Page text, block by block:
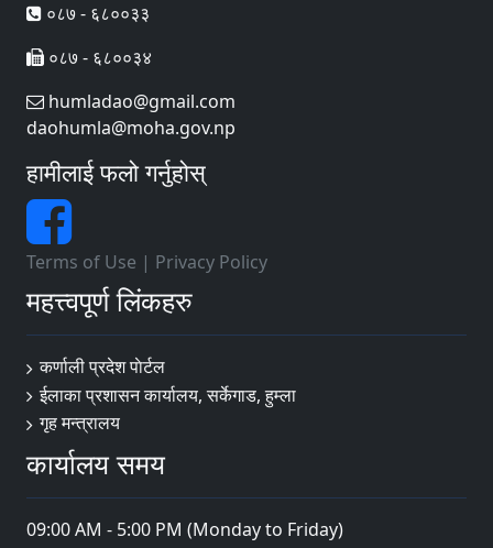
०८७ - ६८००३३
०८७ - ६८००३४
humladao@gmail.com
daohumla@moha.gov.np
हामीलाई फलो गर्नुहोस्
Terms of Use | Privacy Policy
महत्त्वपूर्ण लिंकहरु
कर्णाली प्रदेश पाेर्टल
ईलाका प्रशासन कार्यालय, सर्केगाड, हुम्ला
गृह मन्त्रालय
कार्यालय समय
09:00 AM - 5:00 PM (Monday to Friday)